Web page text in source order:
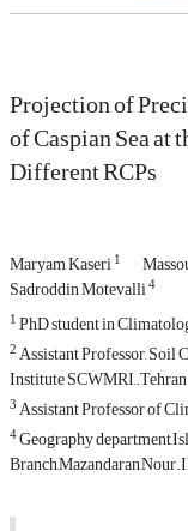
Projection of
of Caspian Sea at
Different RCPs
Maryam Kaseri1
Sadroddin Motevalli4
1PhD student in
2Assistant Professor, Soil
Institute SCWMRI,.Tehran
3Assistant Professor of
4Geography